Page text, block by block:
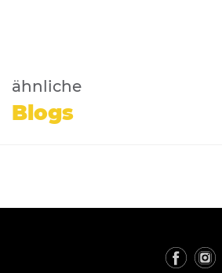
ähnliche
Blogs